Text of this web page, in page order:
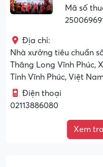
Mã số
Địa chỉ:
Nhà xưởng tiêu chuẩn
Thăng Long Vĩnh Phúc,
Tỉnh Vĩnh Phúc, Việt
Điện thoại
02113886080
Xem